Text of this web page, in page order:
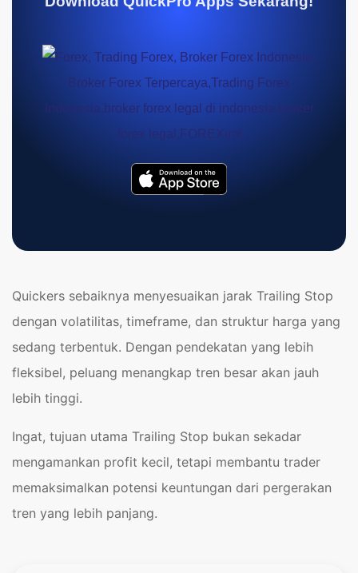
Quickers sebaiknya menyesuaikan jarak Trailing Stop
dengan volatilitas, timeframe, dan struktur harga yang
sedang terbentuk. Dengan pendekatan yang lebih
fleksibel, peluang menangkap tren besar akan jauh
lebih tinggi.
Ingat, tujuan utama Trailing Stop bukan sekadar
mengamankan profit kecil, tetapi membantu trader
memaksimalkan potensi keuntungan dari pergerakan
tren yang lebih panjang.